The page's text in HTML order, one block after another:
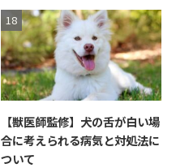
【獣医師監修】犬の舌が白い場
合に考えられる病気と対処法に
ついて